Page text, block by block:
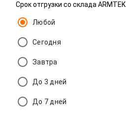
Срок отгрузки со склада ARMTEK
Любой
Сегодня
Завтра
До 3 дней
До 7 дней